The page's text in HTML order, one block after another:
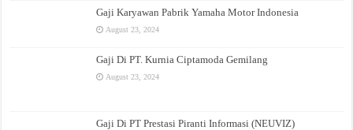
Gaji Karyawan Pabrik Yamaha Motor Indonesia
August 23, 2024
Gaji Di PT. Kurnia Ciptamoda Gemilang
August 23, 2024
Gaji Di PT Prestasi Piranti Informasi (NEUVIZ)